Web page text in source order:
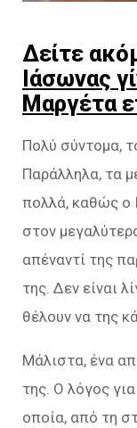
Δείτε
Ιάσωνας
Μαργέτα
Πολύ σύντομα,
Παράλληλα, τα
πολλά, καθώς ο
στον
απέναντί της
της. Δεν είναι
θέλουν να της
Μάλιστα, ένα
της. Ο λόγος
οποία, από τη